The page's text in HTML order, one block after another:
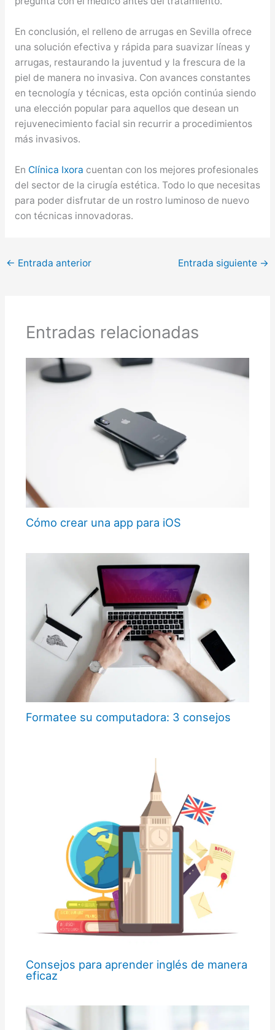
En conclusión, el relleno de arrugas en Sevilla ofrece
una solución efectiva y rápida para suavizar líneas y
arrugas, restaurando la juventud y la frescura de la
piel de manera no invasiva. Con avances constantes
en tecnología y técnicas, esta opción continúa siendo
una elección popular para aquellos que desean un
rejuvenecimiento facial sin recurrir a procedimientos
más invasivos.
En Clínica Ixora cuentan con los mejores profesionales
del sector de la cirugía estética. Todo lo que necesitas
para poder disfrutar de un rostro luminoso de nuevo
con técnicas innovadoras.
← Entrada anterior Entrada siguiente →
Entradas relacionadas
Cómo crear una app para iOS
Formatee su computadora: 3 consejos
Consejos para aprender inglés de manera
eficaz